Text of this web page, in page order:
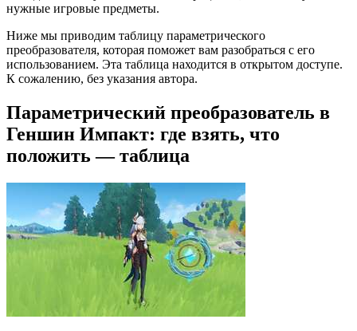
нужные игровые предметы.
Ниже мы приводим таблицу параметрического
преобразователя, которая поможет вам разобраться с его
использованием. Эта таблица находится в открытом доступе.
К сожалению, без указания автора.
Параметрический преобразователь в
Геншин Импакт: где взять, что
положить — таблица